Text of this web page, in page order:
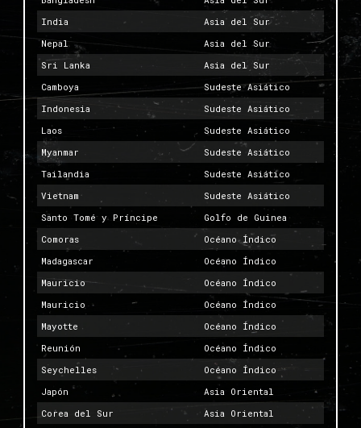
India
Asia del Sur
Nepal
Asia del Sur
Sri Lanka
Asia del Sur
Camboya
Sudeste Asiático
Indonesia
Sudeste Asiático
Laos
Sudeste Asiático
Myanmar
Sudeste Asiático
Tailandia
Sudeste Asiático
Vietnam
Sudeste Asiático
Santo Tomé y Príncipe
Golfo de Guinea
Comoras
Océano Índico
Madagascar
Océano Índico
Mauricio
Océano Índico
Mauricio
Océano Índico
Mayotte
Océano Índico
Reunión
Océano Índico
Seychelles
Océano Índico
Japón
Asia Oriental
Corea del Sur
Asia Oriental